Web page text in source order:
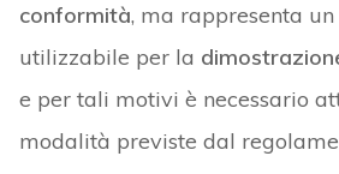
conformità, ma rappresenta
utilizzabile per la
e per tali motivi è necessario
modalità previste dal